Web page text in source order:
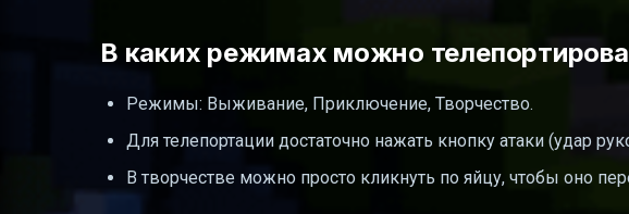
В каких режимах можно
Режимы: Выживание, Приключение, Творчество.
Для телепортации достаточно нажать кнопку атаки (удар
В творчестве можно просто кликнуть по яйцу, чтобы оно